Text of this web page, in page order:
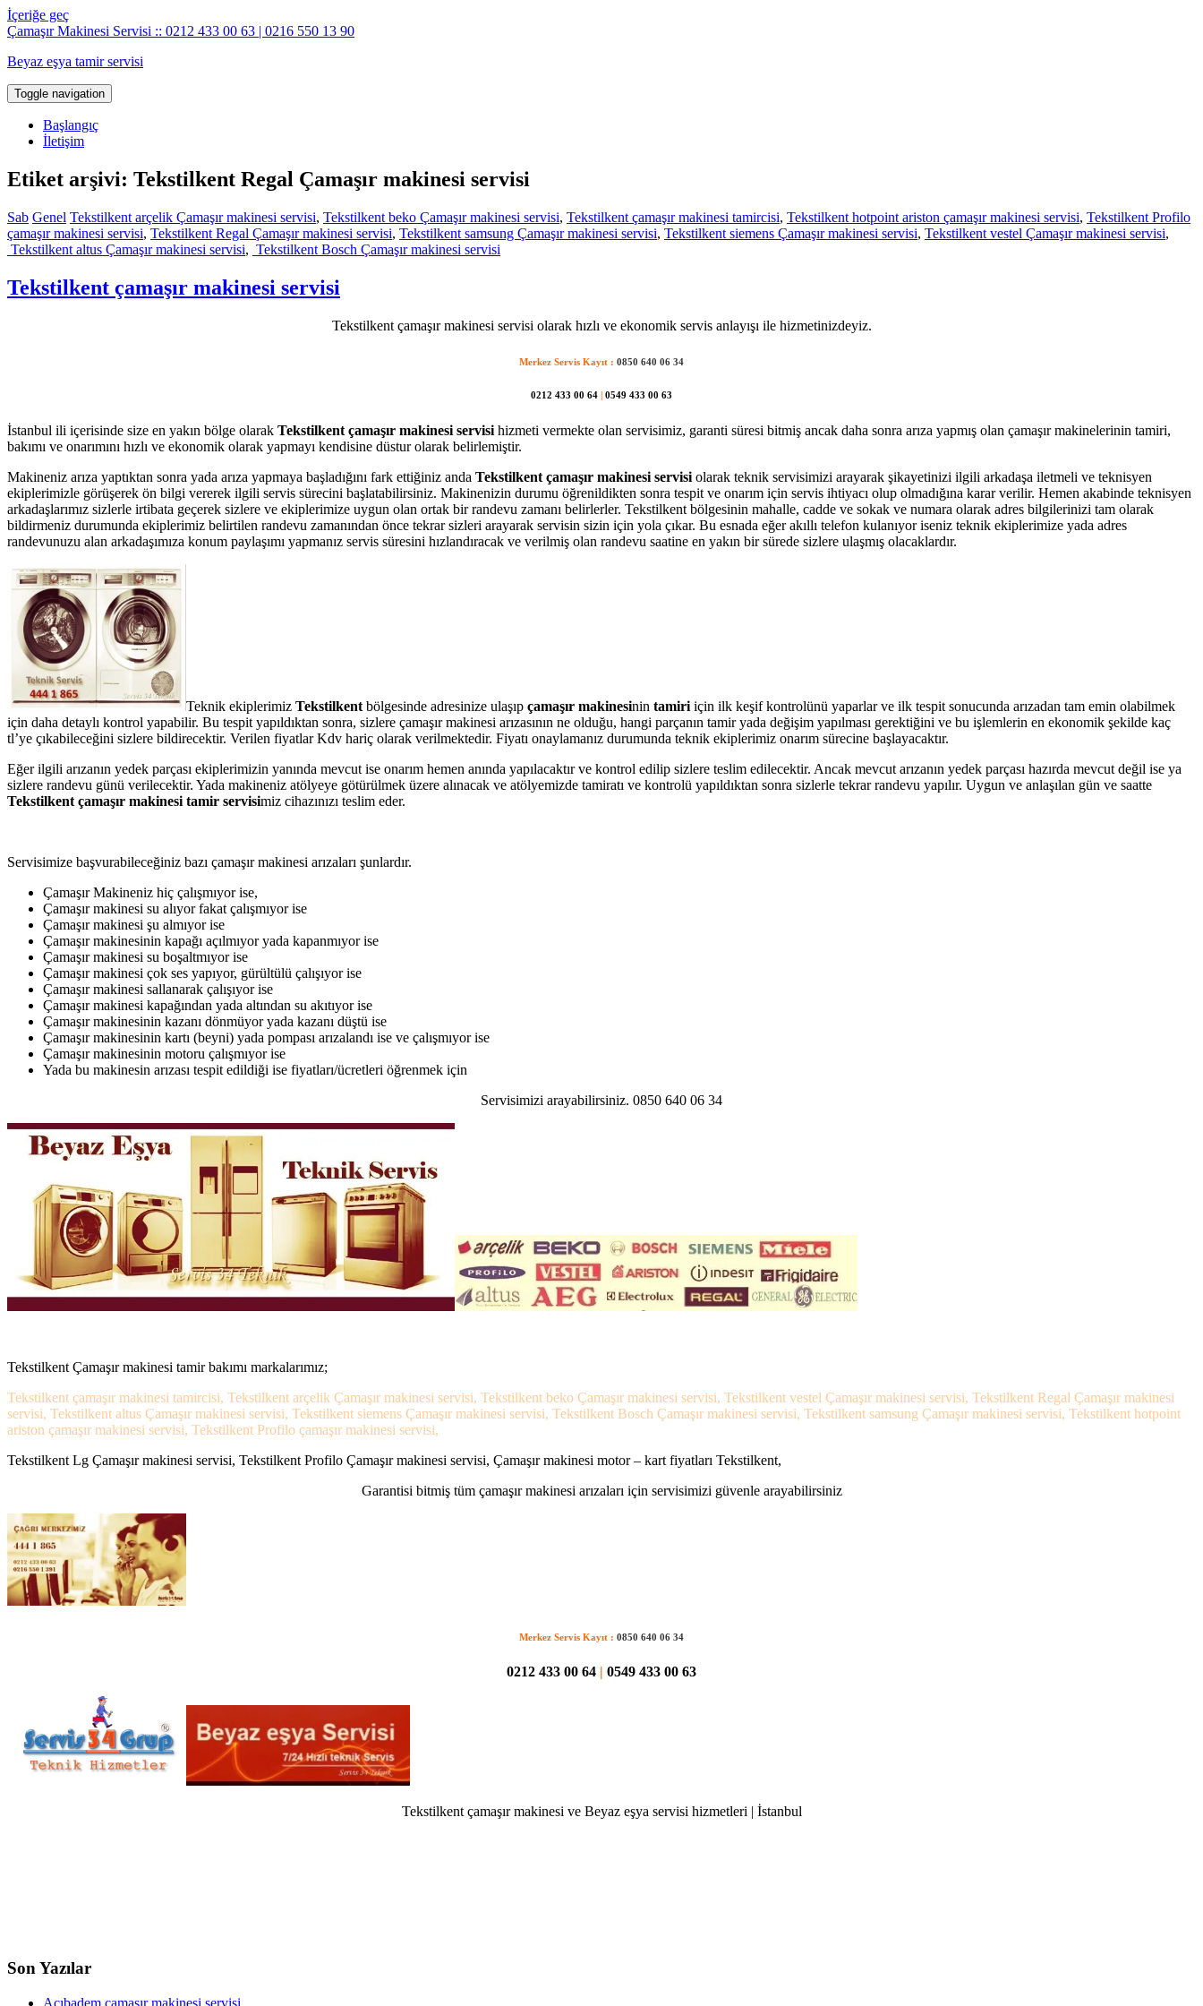
İçeriğe geç
Çamaşır Makinesi Servisi :: 0212 433 00 63 | 0216 550 13 90
Beyaz eşya tamir servisi
Toggle navigation
Başlangıç
İletişim
Etiket arşivi: Tekstilkent Regal Çamaşır makinesi servisi
Sab Genel Tekstilkent arçelik Çamaşır makinesi servisi, Tekstilkent beko Çamaşır makinesi servisi, Tekstilkent çamaşır makinesi tamircisi, Tekstilkent hotpoint ariston çamaşır makinesi servisi, Tekstilkent Profilo
çamaşır makinesi servisi, Tekstilkent Regal Çamaşır makinesi servisi, Tekstilkent samsung Çamaşır makinesi servisi, Tekstilkent siemens Çamaşır makinesi servisi, Tekstilkent vestel Çamaşır makinesi servisi,
Tekstilkent altus Çamaşır makinesi servisi, Tekstilkent Bosch Çamaşır makinesi servisi
Tekstilkent çamaşır makinesi servisi
Tekstilkent çamaşır makinesi servisi olarak hızlı ve ekonomik servis anlayışı ile hizmetinizdeyiz.
Merkez Servis Kayıt : 0850 640 06 34
0212 433 00 64 | 0549 433 00 63
İstanbul ili içerisinde size en yakın bölge olarak Tekstilkent çamaşır makinesi servisi hizmeti vermekte olan servisimiz, garanti süresi bitmiş ancak daha sonra arıza yapmış olan çamaşır makinelerinin tamiri,
bakımı ve onarımını hızlı ve ekonomik olarak yapmayı kendisine düstur olarak belirlemiştir.
Makineniz arıza yaptıktan sonra yada arıza yapmaya başladığını fark ettiğiniz anda Tekstilkent çamaşır makinesi servisi olarak teknik servisimizi arayarak şikayetinizi ilgili arkadaşa iletmeli ve teknisyen
ekiplerimizle görüşerek ön bilgi vererek ilgili servis sürecini başlatabilirsiniz. Makinenizin durumu öğrenildikten sonra tespit ve onarım için servis ihtiyacı olup olmadığına karar verilir. Hemen akabinde teknisyen
arkadaşlarımız sizlerle irtibata geçerek sizlere ve ekiplerimize uygun olan ortak bir randevu zamanı belirlerler. Tekstilkent bölgesinin mahalle, cadde ve sokak ve numara olarak adres bilgilerinizi tam olarak
bildirmeniz durumunda ekiplerimiz belirtilen randevu zamanından önce tekrar sizleri arayarak servisin sizin için yola çıkar. Bu esnada eğer akıllı telefon kulanıyor iseniz teknik ekiplerimize yada adres
randevunuzu alan arkadaşımıza konum paylaşımı yapmanız servis süresini hızlandıracak ve verilmiş olan randevu saatine en yakın bir sürede sizlere ulaşmış olacaklardır.
Teknik ekiplerimiz Tekstilkent bölgesinde adresinize ulaşıp çamaşır makinesinin tamiri için ilk keşif kontrolünü yaparlar ve ilk tespit sonucunda arızadan tam emin olabilmek
için daha detaylı kontrol yapabilir. Bu tespit yapıldıktan sonra, sizlere çamaşır makinesi arızasının ne olduğu, hangi parçanın tamir yada değişim yapılması gerektiğini ve bu işlemlerin en ekonomik şekilde kaç
tl’ye çıkabileceğini sizlere bildirecektir. Verilen fiyatlar Kdv hariç olarak verilmektedir. Fiyatı onaylamanız durumunda teknik ekiplerimiz onarım sürecine başlayacaktır.
Eğer ilgili arızanın yedek parçası ekiplerimizin yanında mevcut ise onarım hemen anında yapılacaktır ve kontrol edilip sizlere teslim edilecektir. Ancak mevcut arızanın yedek parçası hazırda mevcut değil ise ya
sizlere randevu günü verilecektir. Yada makineniz atölyeye götürülmek üzere alınacak ve atölyemizde tamiratı ve kontrolü yapıldıktan sonra sizlerle tekrar randevu yapılır. Uygun ve anlaşılan gün ve saatte
Tekstilkent çamaşır makinesi tamir servisimiz cihazınızı teslim eder.
Servisimize başvurabileceğiniz bazı çamaşır makinesi arızaları şunlardır.
Çamaşır Makineniz hiç çalışmıyor ise,
Çamaşır makinesi su alıyor fakat çalışmıyor ise
Çamaşır makinesi şu almıyor ise
Çamaşır makinesinin kapağı açılmıyor yada kapanmıyor ise
Çamaşır makinesi su boşaltmıyor ise
Çamaşır makinesi çok ses yapıyor, gürültülü çalışıyor ise
Çamaşır makinesi sallanarak çalışıyor ise
Çamaşır makinesi kapağından yada altından su akıtıyor ise
Çamaşır makinesinin kazanı dönmüyor yada kazanı düştü ise
Çamaşır makinesinin kartı (beyni) yada pompası arızalandı ise ve çalışmıyor ise
Çamaşır makinesinin motoru çalışmıyor ise
Yada bu makinesin arızası tespit edildiği ise fiyatları/ücretleri öğrenmek için
Servisimizi arayabilirsiniz. 0850 640 06 34
Tekstilkent Çamaşır makinesi tamir bakımı markalarımız;
Tekstilkent çamaşır makinesi tamircisi, Tekstilkent arçelik Çamaşır makinesi servisi, Tekstilkent beko Çamaşır makinesi servisi, Tekstilkent vestel Çamaşır makinesi servisi, Tekstilkent Regal Çamaşır makinesi
servisi, Tekstilkent altus Çamaşır makinesi servisi, Tekstilkent siemens Çamaşır makinesi servisi, Tekstilkent Bosch Çamaşır makinesi servisi, Tekstilkent samsung Çamaşır makinesi servisi, Tekstilkent hotpoint
ariston çamaşır makinesi servisi, Tekstilkent Profilo çamaşır makinesi servisi,
Tekstilkent Lg Çamaşır makinesi servisi, Tekstilkent Profilo Çamaşır makinesi servisi, Çamaşır makinesi motor – kart fiyatları Tekstilkent,
Garantisi bitmiş tüm çamaşır makinesi arızaları için servisimizi güvenle arayabilirsiniz
Merkez Servis Kayıt : 0850 640 06 34
0212 433 00 64 0549 433 00 63
Tekstilkent çamaşır makinesi ve Beyaz eşya servisi hizmetleri | İstanbul
Son Yazılar
Acıbadem çamaşır makinesi servisi